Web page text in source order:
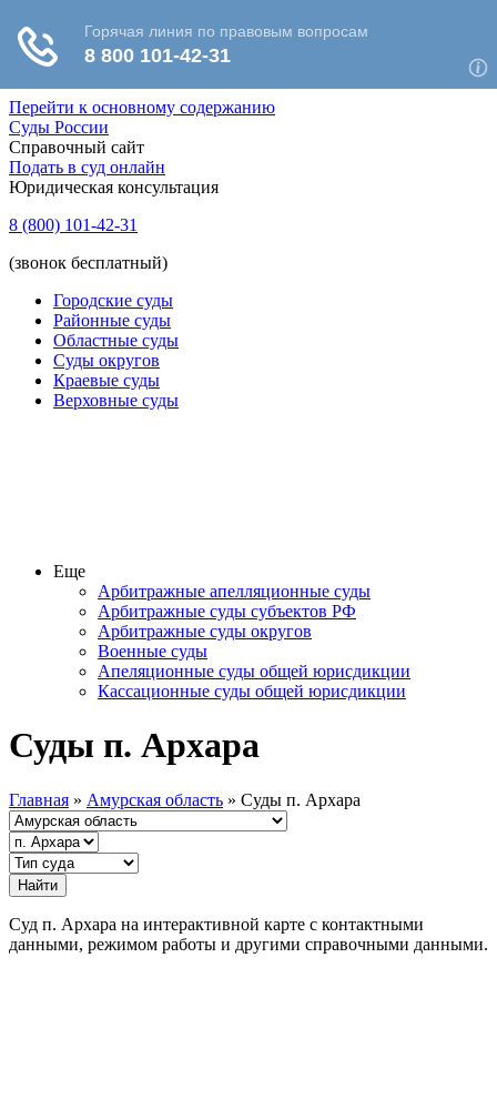
Перейти к основному содержанию
Суды России
Справочный сайт
Подать в суд онлайн
Юридическая консультация
8 (800) 101-42-31
(звонок бесплатный)
Городские суды
Районные суды
Областные суды
Суды округов
Краевые суды
Верховные суды
Еще
Арбитражные апелляционные суды
Арбитражные суды субъектов РФ
Арбитражные суды округов
Военные суды
Апеляционные суды общей юрисдикции
Кассационные суды общей юрисдикции
Суды п. Архара
Главная » Амурская область » Суды п. Архара
Суд п. Архара на интерактивной карте с контактными
данными, режимом работы и другими справочными данными.